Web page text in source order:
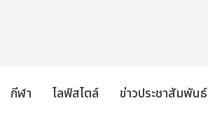
กีฬา ไลฟ์สไตล์ ข่าวประชาสัมพันธ์